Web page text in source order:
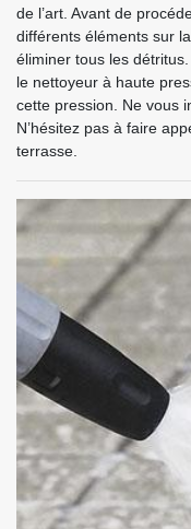
de l’art. Avant de
différents éléments sur
éliminer tous les
le nettoyeur à haute
cette pression. Ne vous
N’hésitez pas à faire
terrasse.